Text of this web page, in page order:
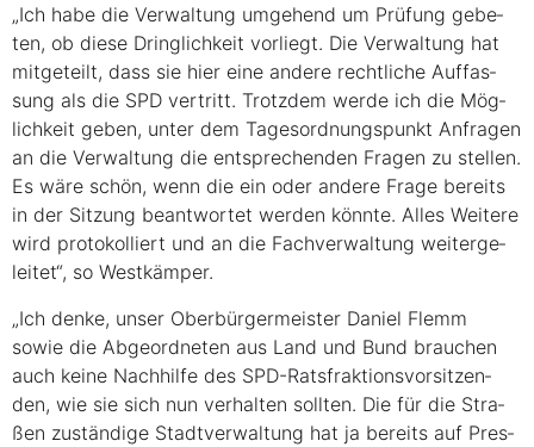
„Ich habe die Ver­wal­tung umge­hend um Prü­fung gebe­
ten, ob die­se Dring­lich­keit vor­liegt. Die Ver­wal­tung hat
mit­ge­teilt, dass sie hier eine ande­re recht­li­che Auf­fas­
sung als die SPD ver­tritt. Trotz­dem wer­de ich die Mög­
lich­keit geben, unter dem Tages­ord­nungs­punkt Anfra­gen
an die Ver­wal­tung die ent­spre­chen­den Fra­gen zu stel­len.
Es wäre schön, wenn die ein oder ande­re Fra­ge bereits
in der Sit­zung beant­wor­tet wer­den könn­te. Alles Wei­te­re
wird pro­to­kol­liert und an die Fach­ver­wal­tung wei­ter­ge­
lei­tet“, so Westkämper.
„Ich den­ke, unser Ober­bür­ger­meis­ter Dani­el Flemm
sowie die Abge­ord­ne­ten aus Land und Bund brau­chen
auch kei­ne Nach­hil­fe des SPD-Rats­frak­ti­ons­vor­sit­zen­
den, wie sie sich nun ver­hal­ten soll­ten. Die für die Stra­
ßen zustän­di­ge Stadt­ver­wal­tung hat ja bereits auf Pres­